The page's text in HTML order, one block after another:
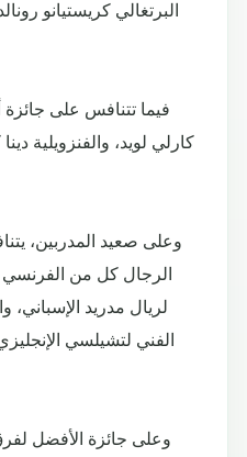
البرتغالي كريستيانو
فيما تتنافس على
كارلي لويد، والفنزويلية
وعلى صعيد المدربين،
الرجال كل من الفرنسي
لريال مدريد الإسباني،
الفني لتشيلسي
وعلى جائزة الأفضل